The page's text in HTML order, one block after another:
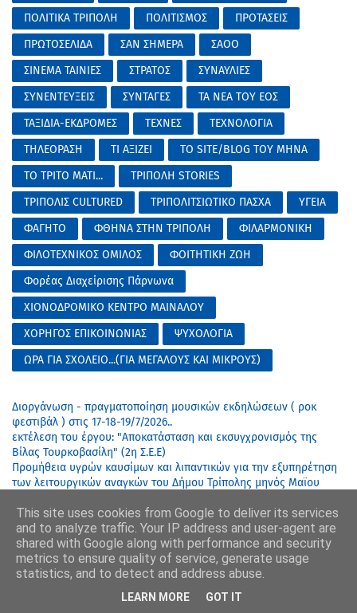
ΠΟΛΙΤΙΚΑ ΤΡΙΠΟΛΗ
ΠΟΛΙΤΙΣΜΟΣ
ΠΡΟΤΑΣΕΙΣ
ΠΡΩΤΟΣΕΛΙΔΑ
ΣΑΝ ΣΗΜΕΡΑ
ΣΑΟΟ
ΣΙΝΕΜΑ ΤΑΙΝΙΕΣ
ΣΤΡΑΤΟΣ
ΣΥΝΑΥΛΙΕΣ
ΣΥΝΕΝΤΕΥΞΕΙΣ
ΣΥΝΤΑΓΕΣ
ΤΑ ΝΕΑ ΤΟΥ ΕΟΣ
ΤΑΞΙΔΙΑ-ΕΚΔΡΟΜΕΣ
ΤΕΧΝΕΣ
ΤΕΧΝΟΛΟΓΙΑ
ΤΗΛΕΟΡΑΣΗ
ΤΙ ΑΞΙΖΕΙ
ΤΟ SITE/BLOG ΤΟΥ ΜΗΝΑ
ΤΟ ΤΡΙΤΟ ΜΑΤΙ...
ΤΡΙΠΟΛΗ STORIES
ΤΡΙΠΟΛΙΣ CULTURED
ΤΡΙΠΟΛΙΤΣΙΩΤΙΚΟ ΠΑΣΧΑ
ΥΓΕΙΑ
ΦΑΓΗΤΟ
ΦΘΗΝΑ ΣΤΗΝ ΤΡΙΠΟΛΗ
ΦΙΛΑΡΜΟΝΙΚΗ
ΦΙΛΟΤΕΧΝΙΚΟΣ ΟΜΙΛΟΣ
ΦΟΙΤΗΤΙΚΗ ΖΩΗ
Φορέας Διαχείρισης Πάρνωνα
ΧΙΟΝΟΔΡΟΜΙΚΟ ΚΕΝΤΡΟ ΜΑΙΝΑΛΟΥ
ΧΟΡΗΓΟΣ ΕΠΙΚΟΙΝΩΝΙΑΣ
ΨΥΧΟΛΟΓΙΑ
ΩΡΑ ΓΙΑ ΣΧΟΛΕΙΟ...(ΓΙΑ ΜΕΓΑΛΟΥΣ ΚΑΙ ΜΙΚΡΟΥΣ)
Διοργάνωση - πραγματοποίηση μουσικών εκδηλώσεων ( ροκ
φεστιβάλ ) στις 17-18-19/7/2026..
εκτέλεση του έργου: "Αποκατάσταση και εκσυγχρονισμός της
Βίλας Τουρκοβασίλη" (2η Σ.Ε.Ε)
Προμήθεια υγρών καυσίμων και λιπαντικών για την εξυπηρέτηση
των λειτουργικών αναγκών του Δήμου Τρίπολης μηνός Μαϊου
Παροχή κτηνιατρικών υπηρεσιών στα πλαίσια του προγράμματος
προστασίας αδέσποτων ζώων στο ενδιαίτημα του Δήμου Τρίπολης
για το διάστημα από 4/6/2026 - 3/7/2026.. (Αριθ. μελέτης 25/2026 -
Συμβ. 12502/4-5-2026 - 3Η ΠΙΣΤΟΠΟΙΗΣΗ ΕΡΓΑΣΙΩΝ)
This site uses cookies from Google to deliver its services
and to analyze traffic. Your IP address and user-agent are
shared with Google along with performance and security
metrics to ensure quality of service, generate usage
statistics, and to detect and address abuse.
LEARN MORE GOT IT